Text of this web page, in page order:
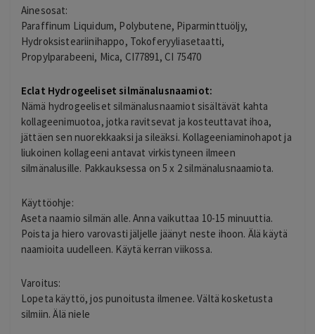
Ainesosat:
Paraffinum Liquidum, Polybutene, Piparminttuöljy,
Hydroksisteariinihappo, Tokoferyyliasetaatti,
Propylparabeeni, Mica, CI77891, CI 75470
Eclat Hydrogeeliset silmänalusnaamiot:
Nämä hydrogeeliset silmänalusnaamiot sisältävät kahta
kollageenimuotoa, jotka ravitsevat ja kosteuttavat ihoa,
jättäen sen nuorekkaaksi ja sileäksi. Kollageeniaminohapot ja
liukoinen kollageeni antavat virkistyneen ilmeen
silmänalusille. Pakkauksessa on 5 x 2 silmänalusnaamiota.
Käyttöohje:
Aseta naamio silmän alle. Anna vaikuttaa 10-15 minuuttia.
Poista ja hiero varovasti jäljelle jäänyt neste ihoon. Älä käytä
naamioita uudelleen. Käytä kerran viikossa.
Varoitus:
Lopeta käyttö, jos punoitusta ilmenee. Vältä kosketusta
silmiin. Älä niele